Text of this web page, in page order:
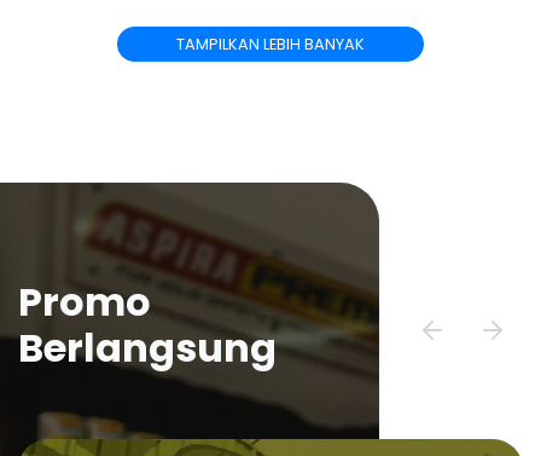
TAMPILKAN LEBIH BANYAK
Promo
Berlangsung